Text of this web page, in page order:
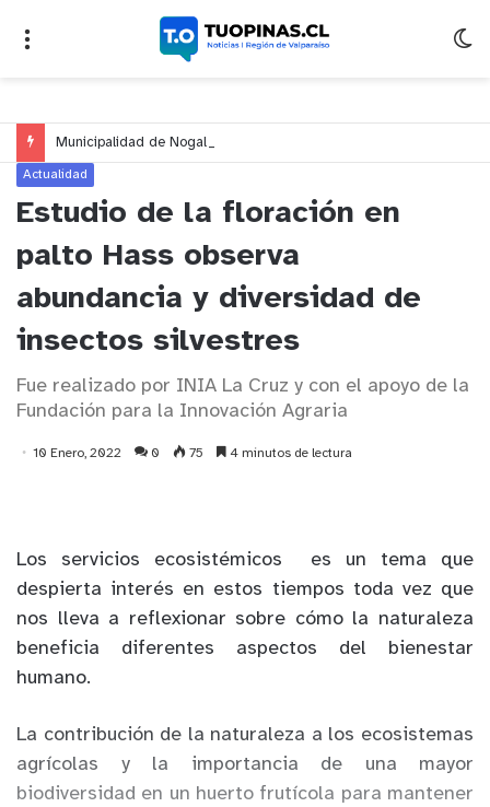
Actualidad
Estudio de la floración en
palto Hass observa
abundancia y diversidad de
insectos silvestres
Fue realizado por INIA La Cruz y con el apoyo de la
Fundación para la Innovación Agraria
10 Enero, 2022 0 75 4 minutos de lectura
Los servicios ecosistémicos es un tema que
despierta interés en estos tiempos toda vez que
nos lleva a reflexionar sobre cómo la naturaleza
beneficia diferentes aspectos del bienestar
humano.
La contribución de la naturaleza a los ecosistemas
agrícolas y la importancia de una mayor
biodiversidad en un huerto frutícola para mantener